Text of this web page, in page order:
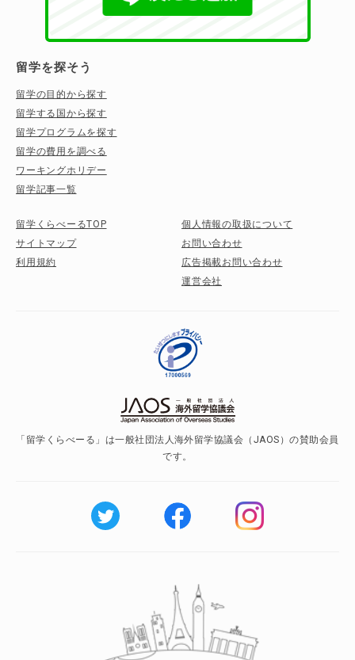
留学を探そう
留学の目的から探す
留学する国から探す
留学プログラムを探す
留学の費用を調べる
ワーキングホリデー
留学記事一覧
留学くらべーるTOP
サイトマップ
利用規約
個人情報の取扱について
お問い合わせ
広告掲載お問い合わせ
運営会社
「留学くらべーる」は一般社団法人海外留学協議会（JAOS）の賛助会員
です。